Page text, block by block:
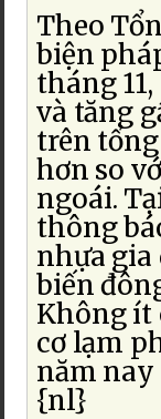
Theo
biện
tháng
và tăng
trên tổng
hơn so
ngoái.
thông
nhựa gia
biến
Không ít
cơ lạm
năm nay
{nl}